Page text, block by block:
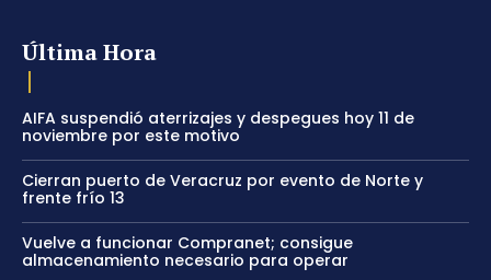
Última Hora
AIFA suspendió aterrizajes y despegues hoy 11 de
noviembre por este motivo
Cierran puerto de Veracruz por evento de Norte y
frente frío 13
Vuelve a funcionar Compranet; consigue
almacenamiento necesario para operar